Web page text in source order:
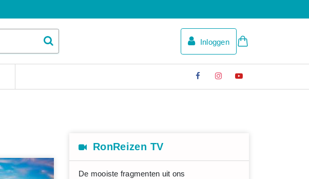
Inloggen
RonReizen TV
De mooiste fragmenten uit ons